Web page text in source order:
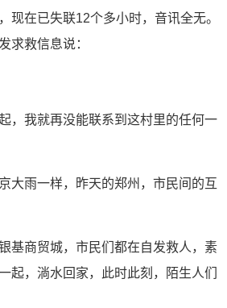
现在已失联12个多小时，音讯全无。
求救信息说：
，我就再没能联系到这村里的任何一
大雨一样，昨天的郑州，市民间的互
基商贸城，市民们都在自发救人，素
起，淌水回家，此时此刻，陌生人们